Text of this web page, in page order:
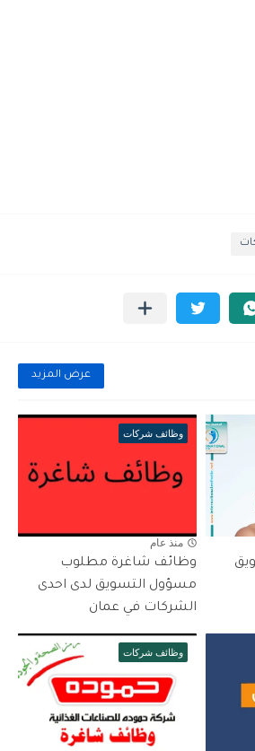
عرض المزيد
وظائف شركات
منذ عام
وظائف شاغرة مطلوب
مسؤول التسويق لدى احدى
الشركات في عمان
وظائف شركات